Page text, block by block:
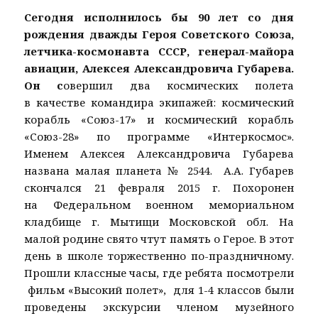
Сегодня исполнилось бы 90 лет со дня
рождения дважды Героя Советского Союза,
летчика-космонавта СССР, генерал-майора
авиации, Алексея Александровича Губарева.
Он совершил два космических полета
в качестве командира экипажей: космический
корабль «Союз-17» и космический корабль
«Союз-28» по программе «Интеркосмос».
Именем Алексея Александровича Губарева
названа малая планета № 2544. А.А. Губарев
скончался 21 февраля 2015 г. Похоронен
на Федеральном военном мемориальном
кладбище г. Мытищи Московской обл. На
малой родине свято чтут память о Герое. В этот
день в школе торжественно по-праздничному.
Прошли классные часы, где ребята посмотрели
фильм «Высокий полет», для 1-4 классов были
проведены экскурсии членом музейного